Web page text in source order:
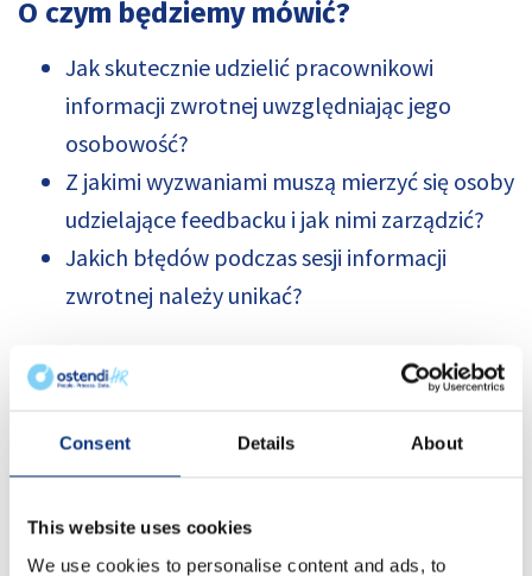
Consent Details About
This website uses cookies
We use cookies to personalise content and ads, to
O czym będziemy mówić?
Jak skutecznie udzielić pracownikowi
informacji zwrotnej uwzględniając jego
osobowość?
Z jakimi wyzwaniami muszą mierzyć się osoby
udzielające feedbacku i jak nimi zarządzić?
Jakich błędów podczas sesji informacji
zwrotnej należy unikać?
!! UWAGA !!
tematem oraz wszystkich tych, którzy nie mogli
temat informacji zwrotnej.